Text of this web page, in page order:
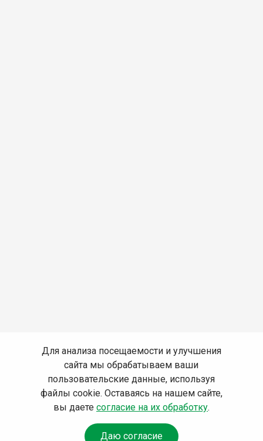
Для анализа посещаемости и улучшения
сайта мы обрабатываем ваши
пользовательские данные, используя
файлы cookie. Оставаясь на нашем сайте,
вы даете согласие на их обработку.
Даю согласие